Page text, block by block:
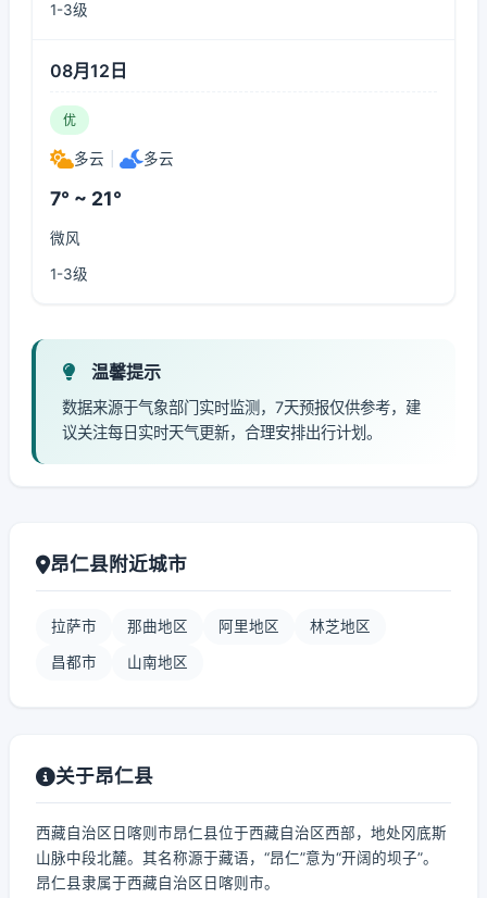
1-3级
08月12日
优
多云 多云
7° ~ 21°
微风
1-3级
温馨提示
数据来源于气象部门实时监测，7天预报仅供参考，建
议关注每日实时天气更新，合理安排出行计划。
昂仁县附近城市
拉萨市 那曲地区 阿里地区 林芝地区
昌都市 山南地区
关于昂仁县
西藏自治区日喀则市昂仁县位于西藏自治区西部，地处冈底斯
山脉中段北麓。其名称源于藏语，“昂仁”意为“开阔的坝子”。
昂仁县隶属于西藏自治区日喀则市。